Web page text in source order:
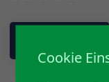
Cookie